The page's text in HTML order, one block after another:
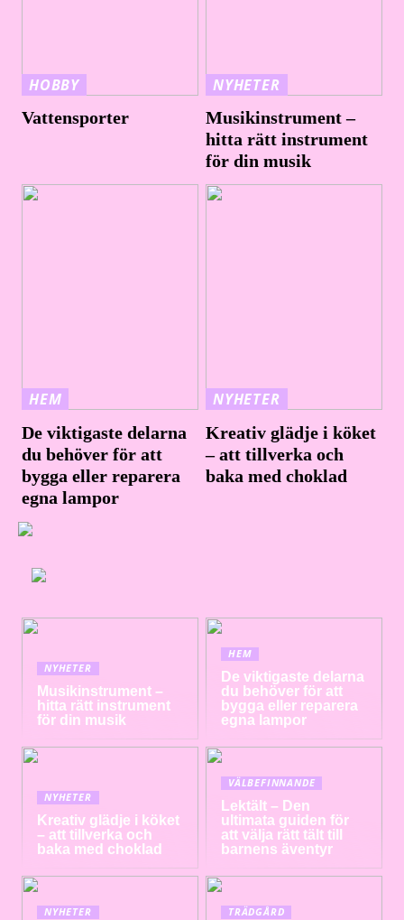
HOBBY
Vattensporter
NYHETER
Musikinstrument –
hitta rätt instrument
för din musik
HEM
De viktigaste delarna
du behöver för att
bygga eller reparera
egna lampor
NYHETER
Kreativ glädje i köket
– att tillverka och
baka med choklad
NYHETER
Musikinstrument –
hitta rätt instrument
för din musik
HEM
De viktigaste delarna
du behöver för att
bygga eller reparera
egna lampor
NYHETER
Kreativ glädje i köket
– att tillverka och
baka med choklad
VÄLBEFINNANDE
Lektält – Den
ultimata guiden för
att välja rätt tält till
barnens äventyr
NYHETER TRÄDGÅRD